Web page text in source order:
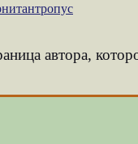
автора,